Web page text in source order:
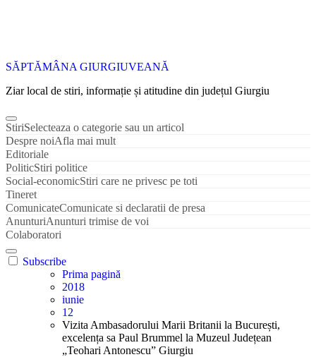
SĂPTĂMÂNA GIURGIUVEANĂ
Ziar local de stiri, informație și atitudine din județul Giurgiu
StiriSelecteaza o categorie sau un articol
Despre noiAfla mai mult
Editoriale
PoliticStiri politice
Social-economicStiri care ne privesc pe toti
Tineret
ComunicateComunicate si declaratii de presa
AnunturiAnunturi trimise de voi
Colaboratori
Subscribe
Prima pagină
2018
iunie
12
Vizita Ambasadorului Marii Britanii la București,
excelența sa Paul Brummel la Muzeul Județean
„Teohari Antonescu” Giurgiu